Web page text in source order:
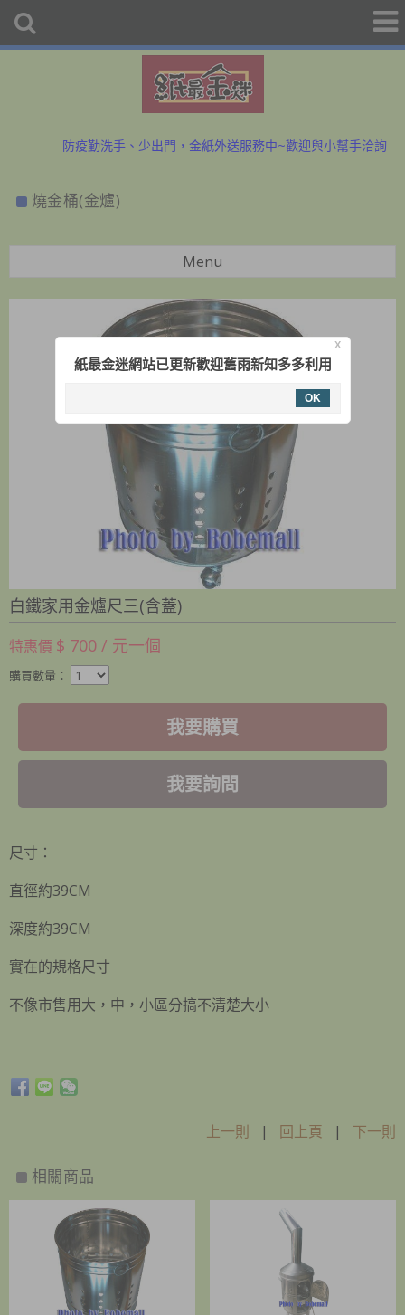
初二、十六拜拜金紙香燭外送、宅配服務歡迎預購洽詢
防疫勤洗手、少出門，金紙外送服務中~歡迎與小幫手洽詢
防疫勤洗手、少出門，金紙外送服務中~歡迎與小幫手洽詢
燒金桶(金爐)
Menu
白鐵家用金爐尺三(含蓋)
特惠價 $ 700 / 元一個
購買數量：
我要購買
我要詢問
尺寸：
直徑約39CM
深度約39CM
實在的規格尺寸
不像市售用大，中，小區分搞不清楚大小
上一則 | 回上頁 | 下一則
相關商品
X
紙最金迷網站已更新歡迎舊雨新知多多利用
OK